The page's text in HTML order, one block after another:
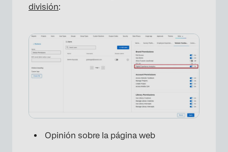
división:
Opinión sobre la página web